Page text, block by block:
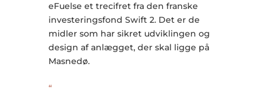
eFuelse et trecifret fra den franske
investeringsfond Swift 2. Det er de
midler som har sikret udviklingen og
design af anlægget, der skal ligge på
Masnedø.
“